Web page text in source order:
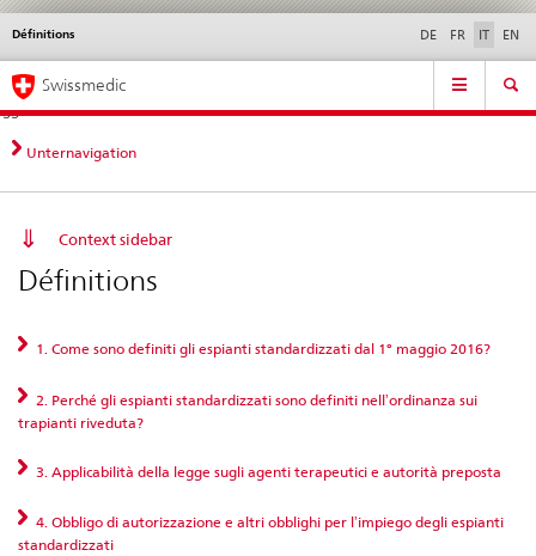
Navigazione
diretta:
novità,
aspetti
contatto
Novità &
norme
Contatto | Supporto &
aiuto
Définitions DE FR IT EN
Service
Navigation
Swissmedic
Unternavigation
Context sidebar
Définitions
1. Come sono definiti gli espianti standardizzati dal 1° maggio 2016?
2. Perché gli espianti standardizzati sono definiti nellʼordinanza sui
trapianti riveduta?
3. Applicabilità della legge sugli agenti terapeutici e autorità preposta
4. Obbligo di autorizzazione e altri obblighi per lʼimpiego degli espianti
standardizzati